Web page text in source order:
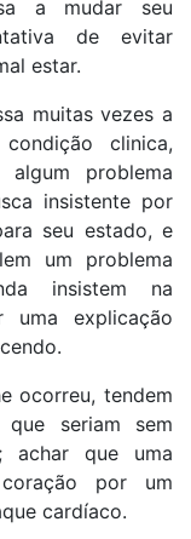
a mudar seu
de evitar
estar.
muitas vezes a
clinica,
algum problema
insistente por
seu estado, e
um problema
insistem na
uma explicação
ocorreu, tendem
que seriam sem
achar que uma
por um
cardíaco.